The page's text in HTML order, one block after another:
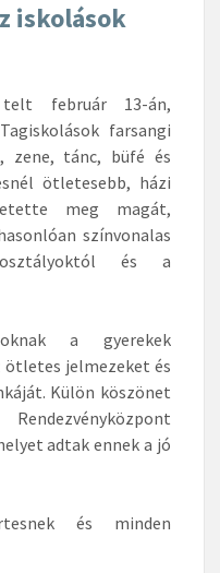
iskolások
február 13-án,
farsangi
zene, tánc, büfé és
ötletesebb, házi
meg magát,
színvonalas
és a
a gyerekek
ötletes jelmezeket és
Külön köszönet
adtak ennek a jó
és minden